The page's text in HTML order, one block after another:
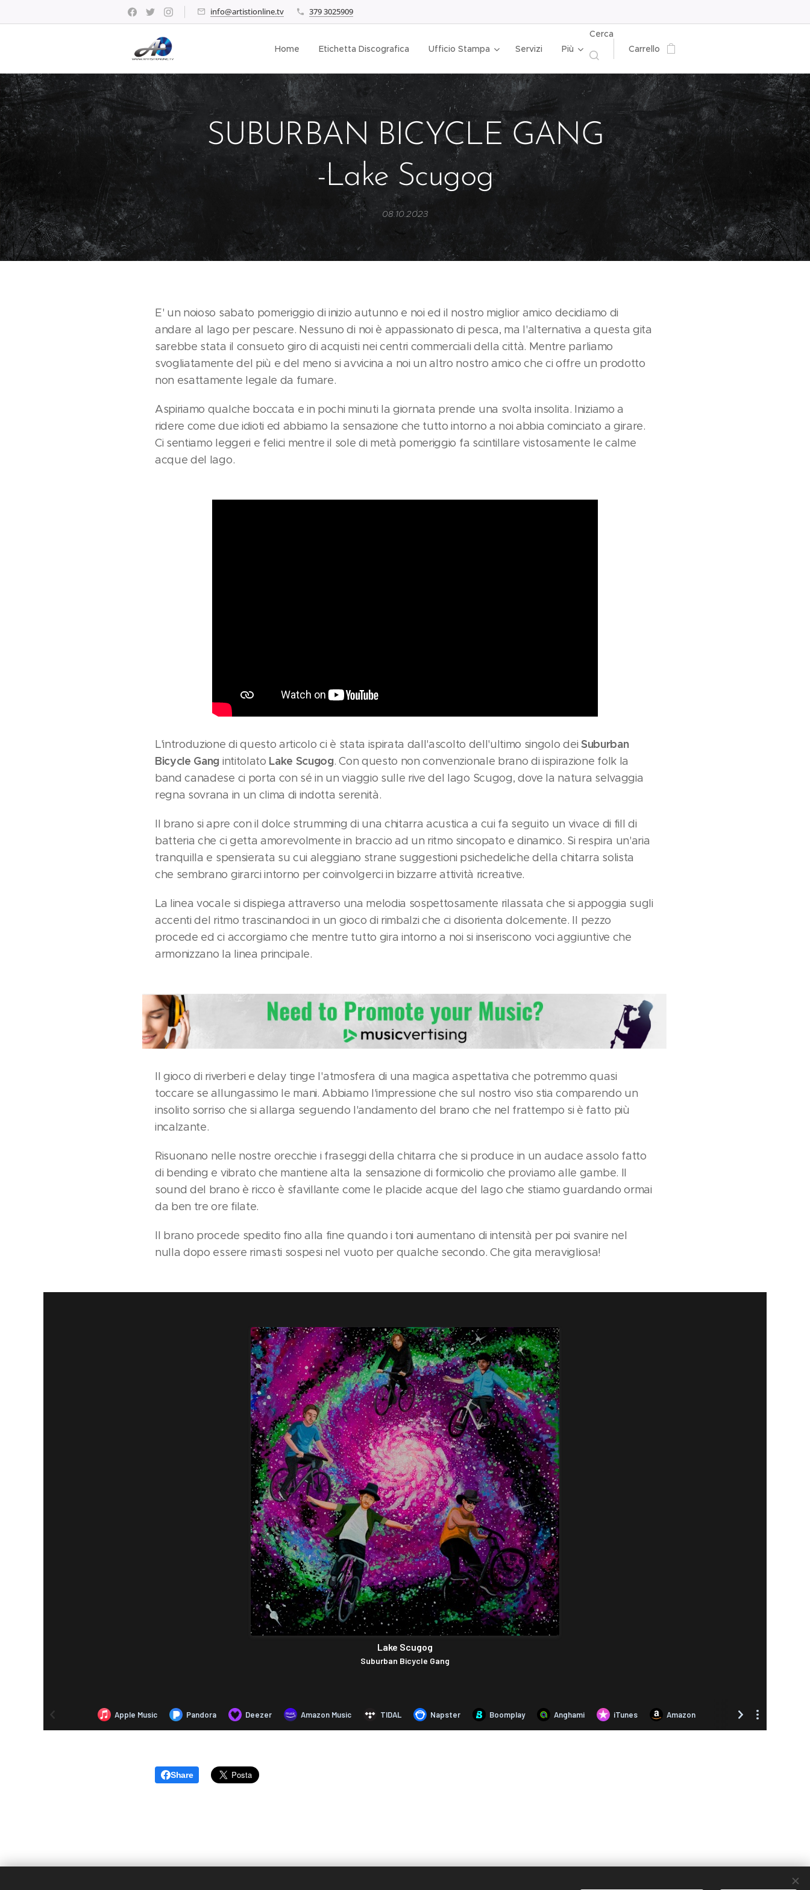
info@artistionline.tv 379 3025909
Home Etichetta Discografica Ufficio Stampa Servizi Più
Cerca
Carrello
SUBURBAN BICYCLE GANG
-Lake Scugog
08.10.2023
E' un noioso sabato pomeriggio di inizio autunno e noi ed il nostro miglior amico decidiamo di
andare al lago per pescare. Nessuno di noi è appassionato di pesca, ma l'alternativa a questa gita
sarebbe stata il consueto giro di acquisti nei centri commerciali della città. Mentre parliamo
svogliatamente del più e del meno si avvicina a noi un altro nostro amico che ci offre un prodotto
non esattamente legale da fumare.
Aspiriamo qualche boccata e in pochi minuti la giornata prende una svolta insolita. Iniziamo a
ridere come due idioti ed abbiamo la sensazione che tutto intorno a noi abbia cominciato a girare.
Ci sentiamo leggeri e felici mentre il sole di metà pomeriggio fa scintillare vistosamente le calme
acque del lago.
L'introduzione di questo articolo ci è stata ispirata dall'ascolto dell'ultimo singolo dei Suburban
Bicycle Gang intitolato Lake Scugog. Con questo non convenzionale brano di ispirazione folk la
band canadese ci porta con sé in un viaggio sulle rive del lago Scugog, dove la natura selvaggia
regna sovrana in un clima di indotta serenità.
Il brano si apre con il dolce strumming di una chitarra acustica a cui fa seguito un vivace di fill di
batteria che ci getta amorevolmente in braccio ad un ritmo sincopato e dinamico. Si respira un'aria
tranquilla e spensierata su cui aleggiano strane suggestioni psichedeliche della chitarra solista
che sembrano girarci intorno per coinvolgerci in bizzarre attività ricreative.
La linea vocale si dispiega attraverso una melodia sospettosamente rilassata che si appoggia sugli
accenti del ritmo trascinandoci in un gioco di rimbalzi che ci disorienta dolcemente. Il pezzo
procede ed ci accorgiamo che mentre tutto gira intorno a noi si inseriscono voci aggiuntive che
armonizzano la linea principale.
Il gioco di riverberi e delay tinge l'atmosfera di una magica aspettativa che potremmo quasi
toccare se allungassimo le mani. Abbiamo l'impressione che sul nostro viso stia comparendo un
insolito sorriso che si allarga seguendo l'andamento del brano che nel frattempo si è fatto più
incalzante.
Risuonano nelle nostre orecchie i fraseggi della chitarra che si produce in un audace assolo fatto
di bending e vibrato che mantiene alta la sensazione di formicolio che proviamo alle gambe. Il
sound del brano è ricco è sfavillante come le placide acque del lago che stiamo guardando ormai
da ben tre ore filate.
Il brano procede spedito fino alla fine quando i toni aumentano di intensità per poi svanire nel
nulla dopo essere rimasti sospesi nel vuoto per qualche secondo. Che gita meravigliosa!
Share